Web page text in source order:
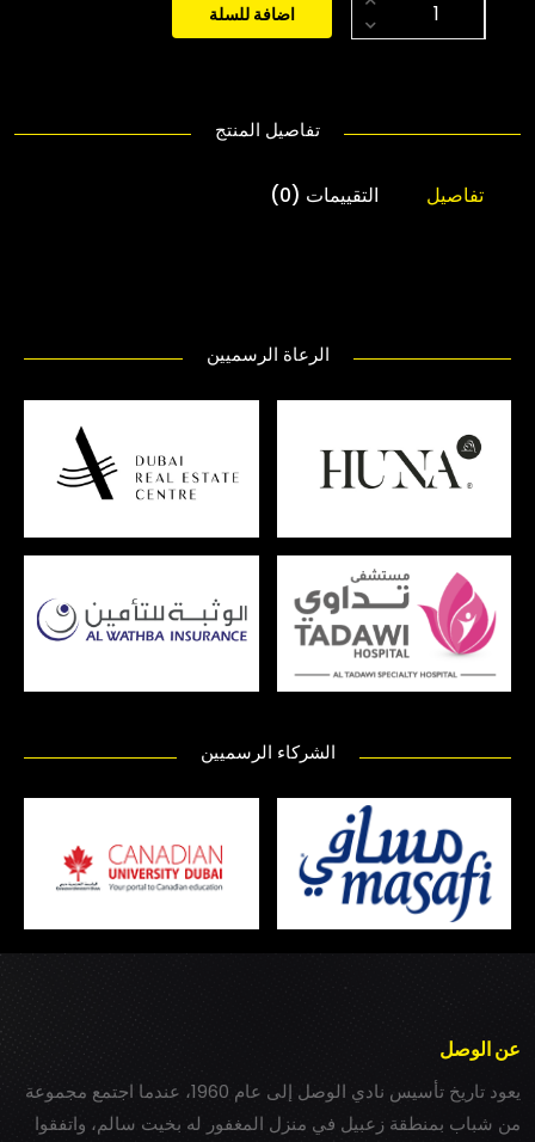
اضافة للسلة
تفاصيل المنتج
تفاصيل التقييمات (0)
الرعاة الرسميين
الشركاء الرسميين
عن الوصل
يعود تاريخ تأسيس نادي الوصل إلى عام 1960، عندما اجتمع مجموعة
من شباب بمنطقة زعبيل في منزل المغفور له بخيت سالم، واتفقوا